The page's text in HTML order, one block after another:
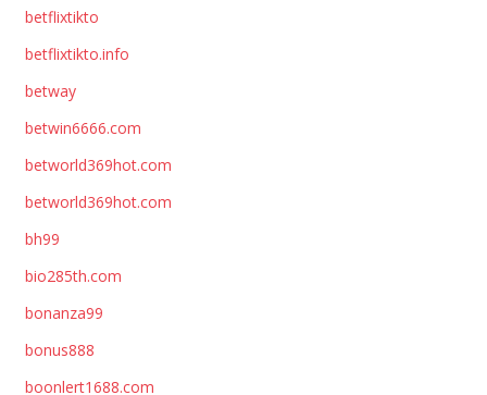
betflixtikto
betflixtikto.info
betway
betwin6666.com
betworld369hot.com
betworld369hot.com
bh99
bio285th.com
bonanza99
bonus888
boonlert1688.com